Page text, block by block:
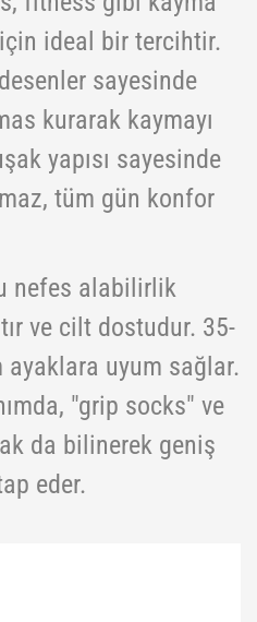
ideal bir tercihtir.
sayesinde
kurarak kaymayı
yapısı sayesinde
tüm gün konfor
nefes alabilirlik
ve cilt dostudur. 35-
ayaklara uyum sağlar.
"grip socks" ve
da bilinerek geniş
eder.